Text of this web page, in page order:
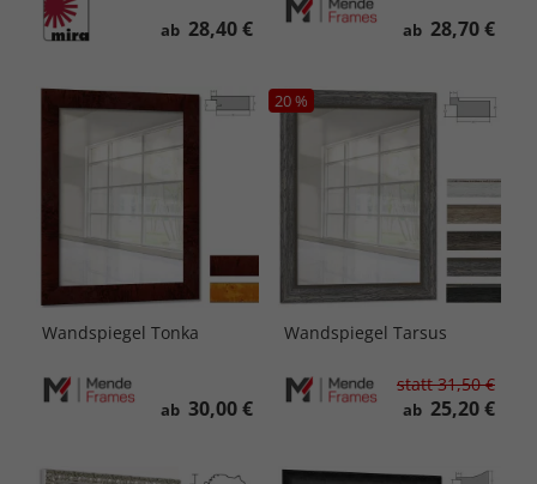
ab 28,40 € ab 28,70 €
Wandspiegel Tonka
ab 30,00 €
20 %
Wandspiegel Tarsus
statt31,50 €
ab 25,20 €